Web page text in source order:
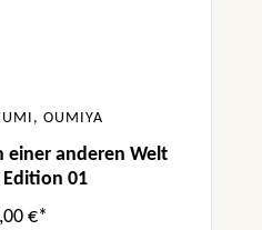
OUMIYA
einer anderen Welt
01
€*